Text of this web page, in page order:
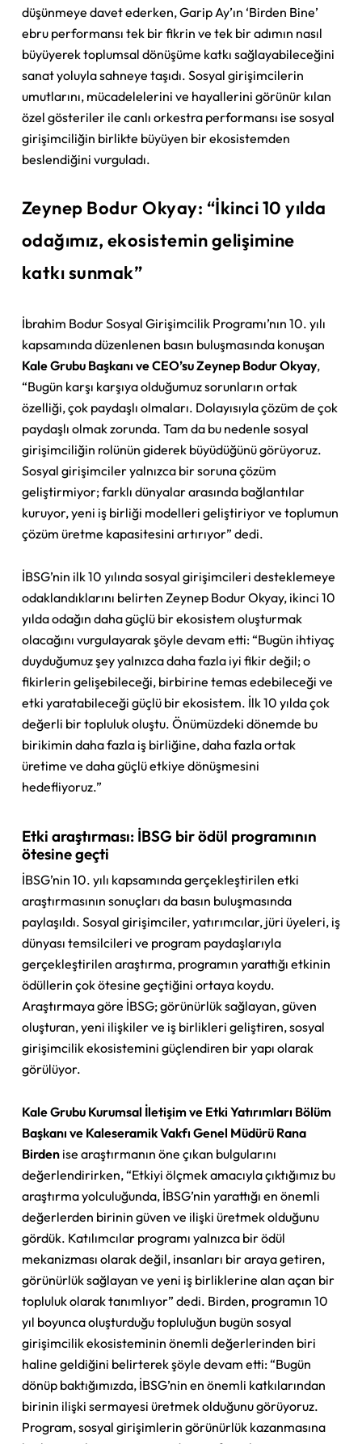
düşünmeye davet ederken, Garip Ay’ın ‘Birden Bine’
ebru performansı tek bir fikrin ve tek bir adımın nasıl
büyüyerek toplumsal dönüşüme katkı sağlayabileceğini
sanat yoluyla sahneye taşıdı. Sosyal girişimcilerin
umutlarını, mücadelelerini ve hayallerini görünür kılan
özel gösteriler ile canlı orkestra performansı ise sosyal
girişimciliğin birlikte büyüyen bir ekosistemden
beslendiğini vurguladı.
Zeynep Bodur Okyay: “İkinci 10 yılda
odağımız, ekosistemin gelişimine
katkı sunmak”
İbrahim Bodur Sosyal Girişimcilik Programı’nın 10. yılı
kapsamında düzenlenen basın buluşmasında konuşan
Kale Grubu Başkanı ve CEO’su Zeynep Bodur Okyay,
“Bugün karşı karşıya olduğumuz sorunların ortak
özelliği, çok paydaşlı olmaları. Dolayısıyla çözüm de çok
paydaşlı olmak zorunda. Tam da bu nedenle sosyal
girişimciliğin rolünün giderek büyüdüğünü görüyoruz.
Sosyal girişimciler yalnızca bir soruna çözüm
geliştirmiyor; farklı dünyalar arasında bağlantılar
kuruyor, yeni iş birliği modelleri geliştiriyor ve toplumun
çözüm üretme kapasitesini artırıyor” dedi.
İBSG’nin ilk 10 yılında sosyal girişimcileri desteklemeye
odaklandıklarını belirten Zeynep Bodur Okyay, ikinci 10
yılda odağın daha güçlü bir ekosistem oluşturmak
olacağını vurgulayarak şöyle devam etti: “Bugün ihtiyaç
duyduğumuz şey yalnızca daha fazla iyi fikir değil; o
fikirlerin gelişebileceği, birbirine temas edebileceği ve
etki yaratabileceği güçlü bir ekosistem. İlk 10 yılda çok
değerli bir topluluk oluştu. Önümüzdeki dönemde bu
birikimin daha fazla iş birliğine, daha fazla ortak
üretime ve daha güçlü etkiye dönüşmesini
hedefliyoruz.”
Etki araştırması: İBSG bir ödül programının
ötesine geçti
İBSG’nin 10. yılı kapsamında gerçekleştirilen etki
araştırmasının sonuçları da basın buluşmasında
paylaşıldı. Sosyal girişimciler, yatırımcılar, jüri üyeleri, iş
dünyası temsilcileri ve program paydaşlarıyla
gerçekleştirilen araştırma, programın yarattığı etkinin
ödüllerin çok ötesine geçtiğini ortaya koydu.
Araştırmaya göre İBSG; görünürlük sağlayan, güven
oluşturan, yeni ilişkiler ve iş birlikleri geliştiren, sosyal
girişimcilik ekosistemini güçlendiren bir yapı olarak
görülüyor.
Kale Grubu Kurumsal İletişim ve Etki Yatırımları Bölüm
Başkanı ve Kaleseramik Vakfı Genel Müdürü Rana
Birdenise araştırmanın öne çıkan bulgularını
değerlendirirken, “Etkiyi ölçmek amacıyla çıktığımız bu
araştırma yolculuğunda, İBSG’nin yarattığı en önemli
değerlerden birinin güven ve ilişki üretmek olduğunu
gördük. Katılımcılar programı yalnızca bir ödül
mekanizması olarak değil, insanları bir araya getiren,
görünürlük sağlayan ve yeni iş birliklerine alan açan bir
topluluk olarak tanımlıyor” dedi. Birden, programın 10
yıl boyunca oluşturduğu topluluğun bugün sosyal
girişimcilik ekosisteminin önemli değerlerinden biri
haline geldiğini belirterek şöyle devam etti: “Bugün
dönüp baktığımızda, İBSG’nin en önemli katkılarından
birinin ilişki sermayesi üretmek olduğunu görüyoruz.
Program, sosyal girişimlerin görünürlük kazanmasına